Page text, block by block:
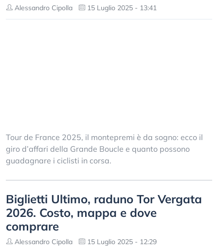
Alessandro Cipolla 15 Luglio 2025 - 13:41
Tour de France 2025, il montepremi è da sogno: ecco il
giro d’affari della Grande Boucle e quanto possono
guadagnare i ciclisti in corsa.
Biglietti Ultimo, raduno Tor Vergata
2026. Costo, mappa e dove
comprare
Alessandro Cipolla 15 Luglio 2025 - 12:29